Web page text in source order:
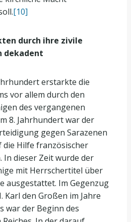
[10]
durch ihre zivile
dekadent
erstarkte die
vor allem durch den
des vergangenen
8. Jahrhundert war der
gegen Sarazenen
die Hilfe französischer
In dieser Zeit wurde der
mit Herrschertitel über
ausgestattet. Im Gegenzug
Karl den Großen im Jahre
war der Beginn des